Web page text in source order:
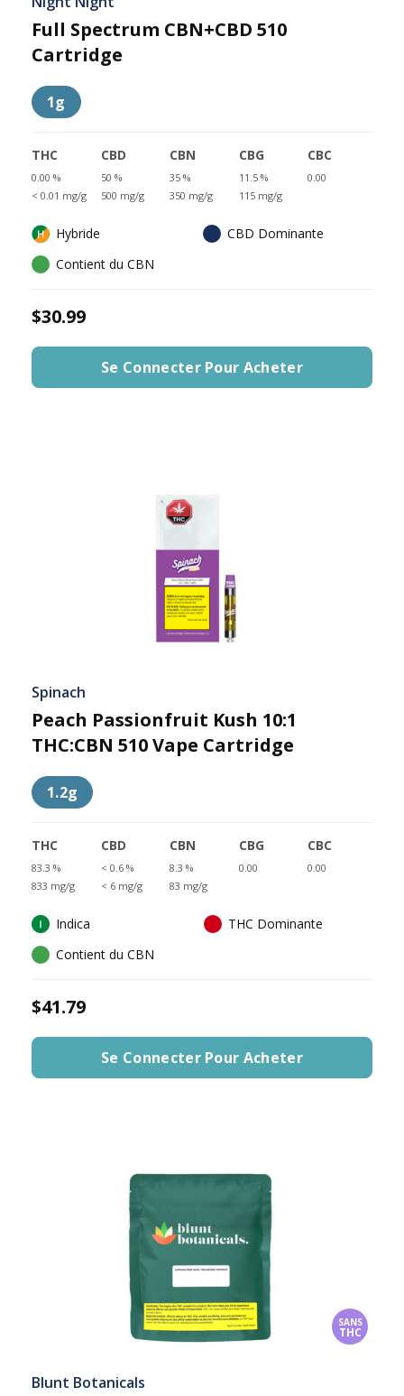
Full Spectrum CBN+CBD 510
Cartridge
1g
THC
0.00 %
< 0.01 mg/g
CBD
50 %
500 mg/g
CBN
35 %
350 mg/g
CBG
11.5 %
115 mg/g
CBC
0.00
Hybride
CBD Dominante
Contient du CBN
$30.99
Se Connecter Pour Acheter
Spinach
Peach Passionfruit Kush 10:1
THC:CBN 510 Vape Cartridge
1.2g
THC
83.3 %
833 mg/g
CBD
< 0.6 %
< 6 mg/g
CBN
8.3 %
83 mg/g
CBG
0.00
CBC
0.00
Indica
THC Dominante
Contient du CBN
$41.79
Se Connecter Pour Acheter
SANS
THC
Blunt Botanicals